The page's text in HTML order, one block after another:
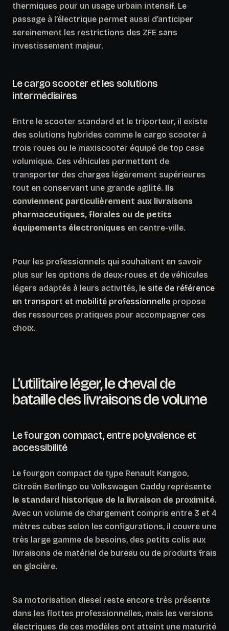
thermiques pour un usage urbain intensif. Le
passage à l’électrique permet aussi d’anticiper
sereinement les restrictions des ZFE sans
investissement majeur.
Le cargo scooter et les solutions
intermédiaires
Entre le scooter standard et le triporteur, il existe
des solutions hybrides comme le cargo scooter à
trois roues ou le maxiscooter équipé de top case
volumique. Ces véhicules permettent de
transporter des charges légèrement supérieures
tout en conservant une grande agilité. Ils
conviennent particulièrement aux livraisons
pharmaceutiques, florales ou de petits
équipements électroniques en centre-ville.
Pour les professionnels qui souhaitent en savoir
plus sur les options de deux-roues et de véhicules
légers adaptés à leurs activités, le site de référence
en transport et mobilité professionnelle propose
des ressources pratiques pour accompagner ces
choix.
L’utilitaire léger, le cheval de
bataille des livraisons de volume
Le fourgon compact, entre polyvalence et
accessibilité
Le fourgon compact de type Renault Kangoo,
Citroën Berlingo ou Volkswagen Caddy représente
le standard historique de la livraison de proximité.
Avec un volume de chargement compris entre 3 et 4
mètres cubes selon les configurations, il couvre une
très large gamme de besoins, des petits colis aux
livraisons de matériel de bureau ou de produits frais
en glacière.
Sa motorisation diesel reste encore très présente
dans les flottes professionnelles, mais les versions
électriques de ces modèles ont atteint une maturité